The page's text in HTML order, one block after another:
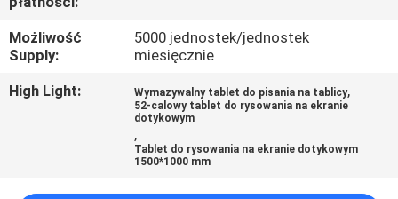
AKTUALNOŚCI
WSZYSTKIE
Możliwość
Supply:
5000 jednostek/jednostek
miesięcznie
High Light:
Wymazywalny tablet do pisania na tablicy,
52-calowy tablet do rysowania na ekranie
dotykowym
,
Tablet do rysowania na ekranie dotykowym
1500*1000 mm